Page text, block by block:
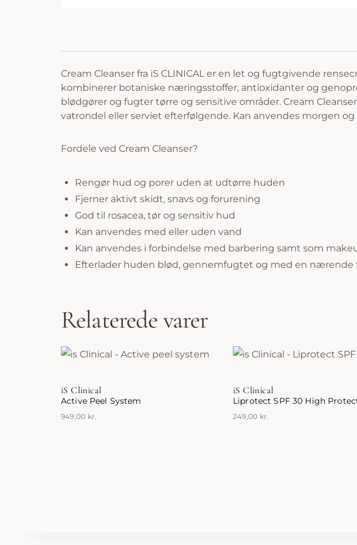
Cream Cleanser fra iS CLINICAL er en let og fugtgivende
kombinerer botaniske næringsstoffer, antioxidanter og
blødgører og fugter tørre og sensitive områder. Cream
vatrondel eller serviet efterfølgende. Kan anvendes morgen
Fordele ved Cream Cleanser?
Rengør hud og porer uden at udtørre huden
Fjerner aktivt skidt, snavs og forurening
God til rosacea, tør og sensitiv hud
Kan anvendes med eller uden vand
Kan anvendes i forbindelse med barbering samt som
Efterlader huden blød, gennemfugtet og med en nærende
Relaterede varer
iS Clinical
Active Peel System
949,00 kr.
iS Clinical
Liprotect SPF 30 High
249,00 kr.